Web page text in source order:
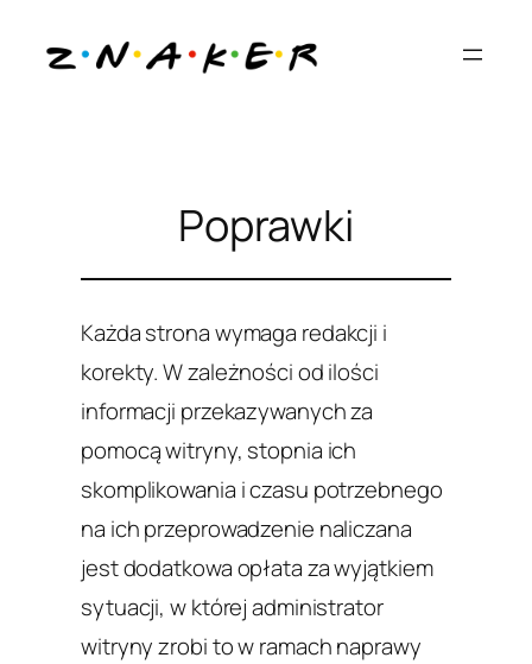
Poprawki
Każda strona wymaga redakcji i
korekty. W zależności od ilości
informacji przekazywanych za
pomocą witryny, stopnia ich
skomplikowania i czasu potrzebnego
na ich przeprowadzenie naliczana
jest dodatkowa opłata za wyjątkiem
sytuacji, w której administrator
witryny zrobi to w ramach naprawy